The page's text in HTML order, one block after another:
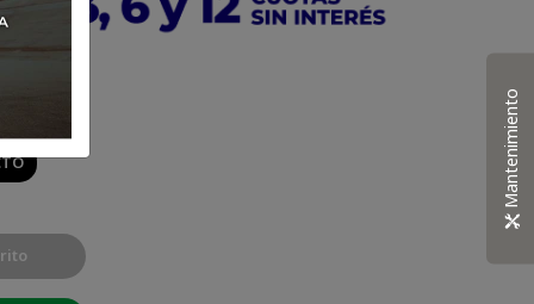
Mantenimiento